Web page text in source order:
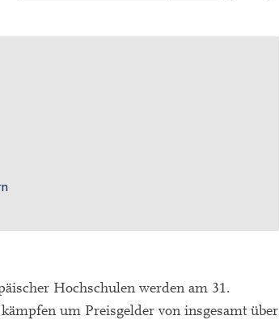
Hochschulen werden am 31.
um Preisgelder von insgesamt über